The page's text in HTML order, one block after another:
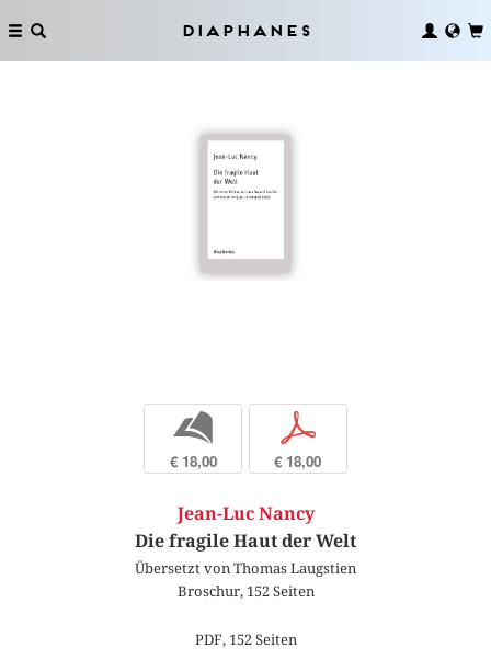
Diaphanes
b
€ 18,00
p
€ 18,00
Jean-Luc Nancy
Die fragile Haut der Welt
Übersetzt von Thomas Laugstien
Broschur, 152 Seiten
PDF, 152 Seiten